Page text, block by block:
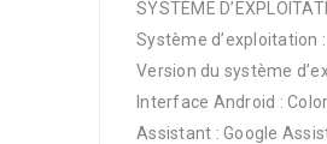
SYSTÈME
Système d’exploitation
Version du système
Interface Android :
Assistant : Google